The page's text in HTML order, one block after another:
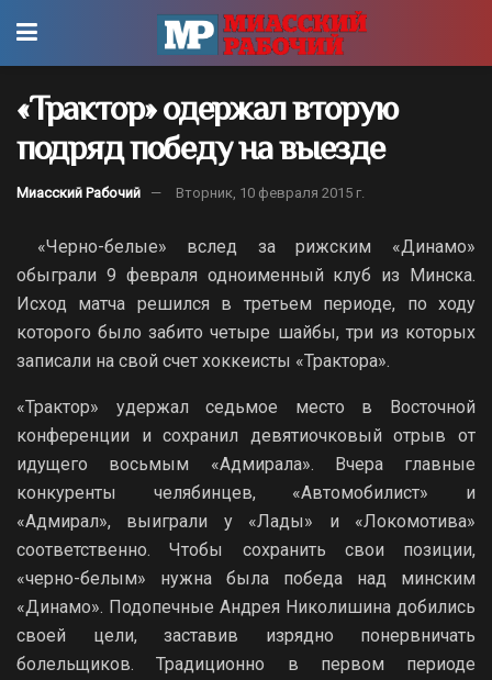
«Трактор» одержал вторую
подряд победу на выезде
Миасский Рабочий Вторник, 10 февраля 2015 г.
«Черно-белые» вслед за рижским «Динамо»
обыграли 9 февраля одноименный клуб из Минска.
Исход матча решился в третьем периоде, по ходу
которого было забито четыре шайбы, три из которых
записали на свой счет хоккеисты «Трактора».
«Трактор» удержал седьмое место в Восточной
конференции и сохранил девятиочковый отрыв от
идущего восьмым «Адмирала». Вчера главные
конкуренты челябинцев, «Автомобилист» и
«Адмирал», выиграли у «Лады» и «Локомотива»
соответственно. Чтобы сохранить свои позиции,
«черно-белым» нужна была победа над минским
«Динамо». Подопечные Андрея Николишина добились
своей цели, заставив изрядно понервничать
болельщиков. Традиционно в первом периоде